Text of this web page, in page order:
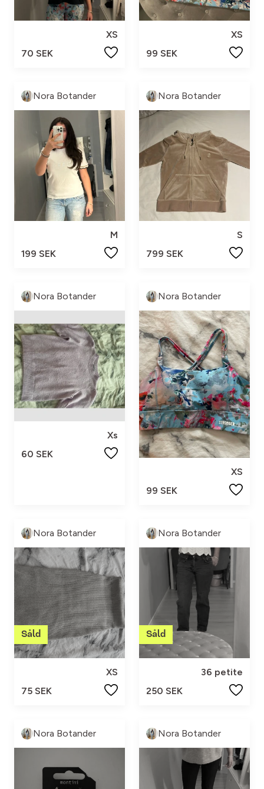
XS
70 SEK
XS
99 SEK
Nora Botander
M
199 SEK
Nora Botander
S
799 SEK
Nora Botander
Xs
60 SEK
Nora Botander
XS
99 SEK
Nora Botander
XS
75 SEK
Nora Botander
36 petite
250 SEK
Nora Botander Nora Botander